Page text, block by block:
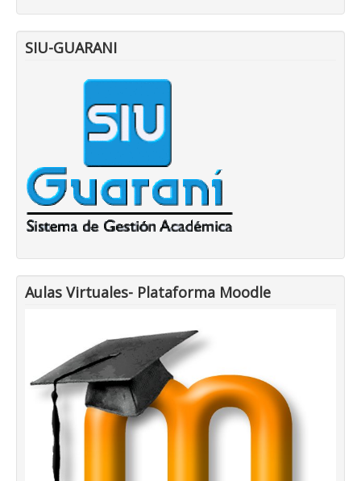
SIU-GUARANI
Aulas Virtuales- Plataforma Moodle